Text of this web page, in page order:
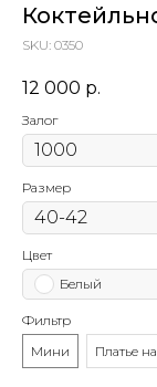
SKU: 0350
12 000 р.
Залог
Размер
Цвет
Белый
Фильтр
Мини
Платье